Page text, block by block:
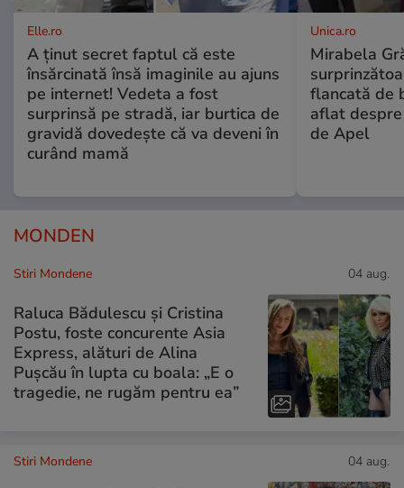
Elle.ro
A ținut secret faptul că este
însărcinată însă imaginile au ajuns
pe internet! Vedeta a fost
surprinsă pe stradă, iar burtica de
gravidă dovedește că va deveni în
curând mamă
Unica.ro
Mirabela
flancată de
aflat
de Apel
MONDEN
Stiri Mondene 04 aug.
Raluca Bădulescu și Cristina
Postu, foste concurente Asia
Express, alături de Alina
Pușcău în lupta cu boala: „E o
tragedie, ne rugăm pentru ea”
Stiri Mondene 04 aug.